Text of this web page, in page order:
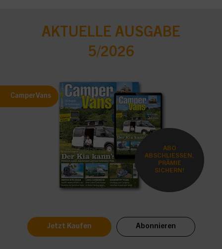
AKTUELLE AUSGABE
5/2026
CamperVans
ABO
ABSCHLIESSEN,
PRÄMIE
SICHERN!
Jetzt Kaufen Abonnieren